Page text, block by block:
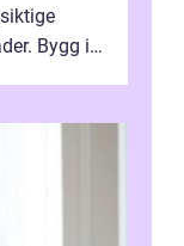
Bygg i